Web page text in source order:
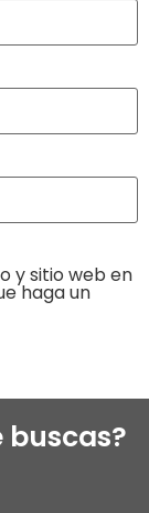
y sitio web en
haga un
buscas?